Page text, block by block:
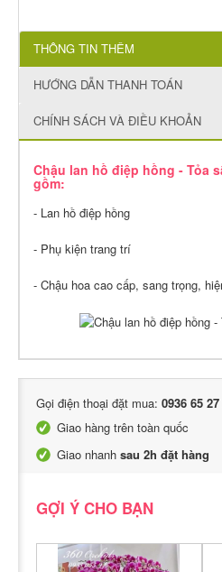
THÔNG TIN THÊM
HƯỚNG DẪN THANH TOÁN
CHÍNH SÁCH VÀ ĐIỀU KHOẢN
Chậu lan hồ điệp hồng - Tỏa
gồm:
- Lan hồ điệp hồng
- Phụ kiện trang trí
- Chậu hoa cao cấp, sang trọng,
Gọi điện thoại đặt mua: 0936 65
Giao hàng trên toàn quốc
Giao nhanh sau 2h đặt hàng
GỢI Ý CHO BẠN